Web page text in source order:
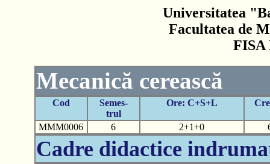
Universitatea
Facultatea de
FISA
Mecanică cerească
Cod
Semes-
trul
Ore: C+S+L
MMM0006 6 2+1+0
Cadre didactice